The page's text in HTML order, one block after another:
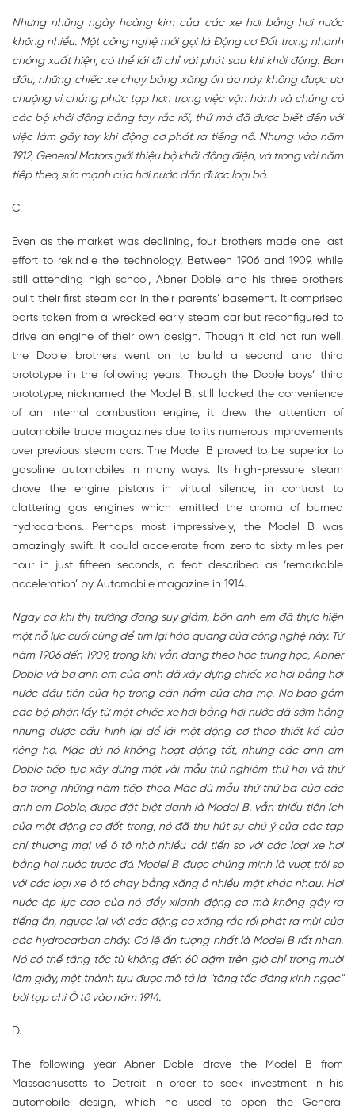
Nhưng những ngày hoàng kim của các xe hơi bằng hơi nước
không nhiều. Một công nghệ mới gọi là Động cơ Đốt trong nhanh
chóng xuất hiện, có thể lái đi chỉ vài phút sau khi khởi động. Ban
đầu, những chiếc xe chạy bằng xăng ồn ào này không được ưa
chuộng vì chúng phức tạp hơn trong việc vận hành và chúng có
các bộ khởi động bằng tay rắc rối, thứ mà đã được biết đến với
việc làm gãy tay khi động cơ phát ra tiếng nổ. Nhưng vào năm
1912, General Motors giới thiệu bộ khởi động điện, và trong vài năm
tiếp theo, sức mạnh của hơi nước dần được loại bỏ.
C.
Even as the market was declining, four brothers made one last
effort to rekindle the technology. Between 1906 and 1909, while
still attending high school, Abner Doble and his three brothers
built their first steam car in their parents’ basement. It comprised
parts taken from a wrecked early steam car but reconfigured to
drive an engine of their own design. Though it did not run well,
the Doble brothers went on to build a second and third
prototype in the following years. Though the Doble boys’ third
prototype, nicknamed the Model B, still lacked the convenience
of an internal combustion engine, it drew the attention of
automobile trade magazines due to its numerous improvements
over previous steam cars. The Model B proved to be superior to
gasoline automobiles in many ways. Its high-pressure steam
drove the engine pistons in virtual silence, in contrast to
clattering gas engines which emitted the aroma of burned
hydrocarbons. Perhaps most impressively, the Model B was
amazingly swift. It could accelerate from zero to sixty miles per
hour in just fifteen seconds, a feat described as ‘remarkable
acceleration’ by Automobile magazine in 1914.
Ngay cả khi thị trường đang suy giảm, bốn anh em đã thực hiện
một nỗ lực cuối cùng để tìm lại hào quang của công nghệ này. Từ
năm 1906 đến 1909, trong khi vẫn đang theo học trung học, Abner
Doble và ba anh em của anh đã xây dựng chiếc xe hơi bằng hơi
nước đầu tiên của họ trong căn hầm của cha mẹ. Nó bao gồm
các bộ phận lấy từ một chiếc xe hơi bằng hơi nước đã sớm hỏng
nhưng được cấu hình lại để lái một động cơ theo thiết kế của
riêng họ. Mặc dù nó không hoạt động tốt, nhưng các anh em
Doble tiếp tục xây dựng một vài mẫu thử nghiệm thứ hai và thứ
ba trong những năm tiếp theo. Mặc dù mẫu thử thứ ba của các
anh em Doble, được đặt biệt danh là Model B, vẫn thiếu tiện ích
của một động cơ đốt trong, nó đã thu hút sự chú ý của các tạp
chí thương mại về ô tô nhờ nhiều cải tiến so với các loại xe hơi
bằng hơi nước trước đó. Model B được chứng minh là vượt trội so
với các loại xe ô tô chạy bằng xăng ở nhiều mặt khác nhau. Hơi
nước áp lực cao của nó đẩy xilanh động cơ mà không gây ra
tiếng ồn, ngược lại với các động cơ xăng rắc rối phát ra mùi của
các hydrocarbon cháy. Có lẽ ấn tượng nhất là Model B rất nhan.
Nó có thể tăng tốc từ không đến 60 dặm trên giờ chỉ trong mười
lăm giây, một thành tựu được mô tả là "tăng tốc đáng kinh ngạc"
bởi tạp chí Ô tô vào năm 1914.
D.
The following year Abner Doble drove the Model B from
Massachusetts to Detroit in order to seek investment in his
automobile design, which he used to open the General